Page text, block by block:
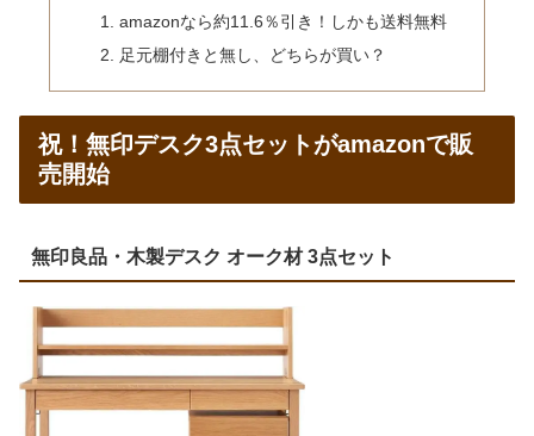
amazonなら約11.6％引き！しかも送料無料
足元棚付きと無し、どちらが買い？
祝！無印デスク3点セットがamazonで販
売開始
無印良品・木製デスク オーク材 3点セット